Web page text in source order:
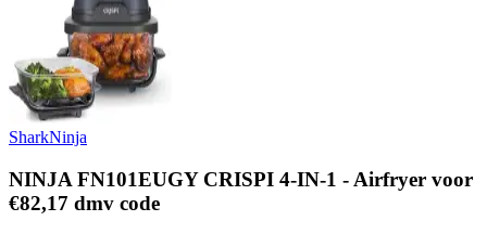
SharkNinja
NINJA FN101EUGY CRISPI 4-IN-1 - Airfryer voor
€82,17 dmv code